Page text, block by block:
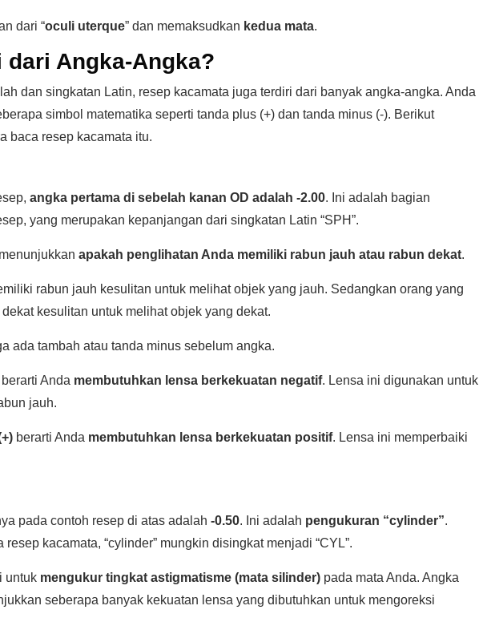
dari “oculi uterque” dan memaksudkan kedua mata.
dari Angka-Angka?
dan singkatan Latin, resep kacamata juga terdiri dari banyak angka-angka. Anda
simbol matematika seperti tanda plus (+) dan tanda minus (-). Berikut
baca resep kacamata itu.
angka pertama di sebelah kanan OD adalah -2.00. Ini adalah bagian
yang merupakan kepanjangan dari singkatan Latin “SPH”.
apakah penglihatan Anda memiliki rabun jauh atau rabun dekat.
rabun jauh kesulitan untuk melihat objek yang jauh. Sedangkan orang yang
kesulitan untuk melihat objek yang dekat.
ada tambah atau tanda minus sebelum angka.
berarti Anda membutuhkan lensa berkekuatan negatif. Lensa ini digunakan untuk
jauh.
berarti Anda membutuhkan lensa berkekuatan positif. Lensa ini memperbaiki
pada contoh resep di atas adalah -0.50. Ini adalah pengukuran “cylinder”.
resep kacamata, “cylinder” mungkin disingkat menjadi “CYL”.
untuk mengukur tingkat astigmatisme (mata silinder) pada mata Anda. Angka
seberapa banyak kekuatan lensa yang dibutuhkan untuk mengoreksi